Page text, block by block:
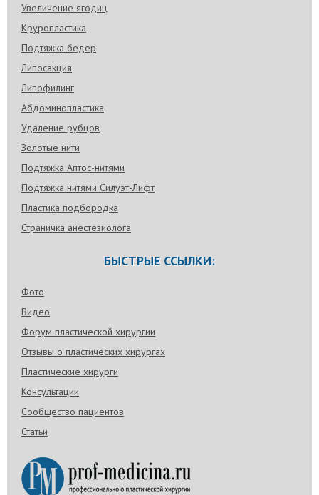
Увеличение ягодиц
Круропластика
Подтяжка бедер
Липосакция
Липофилинг
Абдоминопластика
Удаление рубцов
Золотые нити
Подтяжка Аптос-нитями
Подтяжка нитями Силуэт-Лифт
Пластика подбородка
Страничка анестезиолога
БЫСТРЫЕ ССЫЛКИ:
Фото
Видео
Форум пластической хирургии
Отзывы о пластических хирургах
Пластические хирурги
Консультации
Сообщество пациентов
Статьи